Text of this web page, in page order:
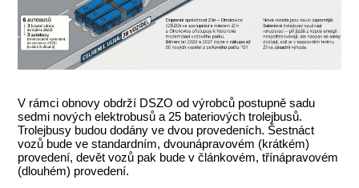
V rámci obnovy obdrží DSZO od výrobců postupně sadu
sedmi nových elektrobusů a 25 bateriových trolejbusů.
Trolejbusy budou dodány ve dvou provedeních. Šestnáct
vozů bude ve standardním, dvounápravovém (krátkém)
provedení, devět vozů pak bude v článkovém, třínápravovém
(dlouhém) provedení.